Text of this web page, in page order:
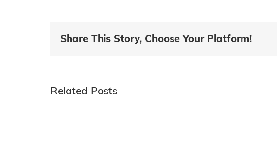
Share This Story, Choose Your Platform!
Related Posts